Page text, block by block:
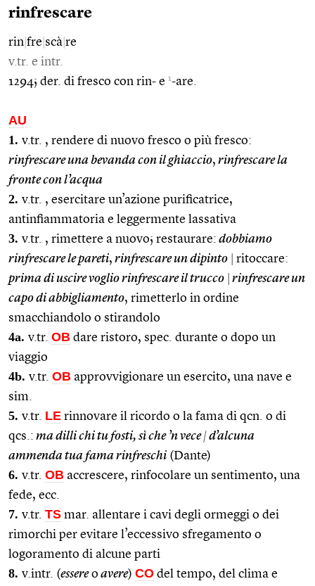
rinfrescare
rin fre scà re
v.tr. e intr.
1294; der. di fresco con rin- e 1-are.
AU
1. v.tr. , rendere di nuovo fresco o più fresco:
rinfrescare una bevanda con il ghiaccio, rinfrescare la
fronte con l’acqua
2. v.tr. , esercitare un’azione purificatrice,
antinfiammatoria e leggermente lassativa
3. v.tr. , rimettere a nuovo; restaurare: dobbiamo
rinfrescare le pareti, rinfrescare un dipinto
ritoccare:
prima di uscire voglio rinfrescare il trucco
rinfrescare un
capo di abbigliamento, rimetterlo in ordine
smacchiandolo o stirandolo
4a. v.tr. OB dare ristoro, spec. durante o dopo un
viaggio
4b. v.tr. OB approvvigionare un esercito, una nave e
sim.
5. v.tr. LE rinnovare il ricordo o la fama di qcn. o di
qcs.: ma dilli chi tu fosti, sì che ’n vece|d’alcuna
ammenda tua fama rinfreschi (Dante)
6. v.tr. OB accrescere, rinfocolare un sentimento, una
fede, ecc.
7. v.tr. TS mar. allentare i cavi degli ormeggi o dei
rimorchi per evitare l’eccessivo sfregamento o
logoramento di alcune parti
8. v.intr. (essereo avere) CO del tempo, del clima e